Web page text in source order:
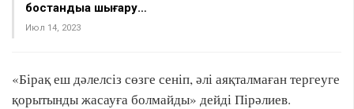
бостандыққа шығару…
Июл 14, 2023
«Бірақ еш дәлелсіз сөзге сеніп, әлі аяқталмаған тергеуге
қорытынды жасауға болмайды» дейді Пірәлиев.